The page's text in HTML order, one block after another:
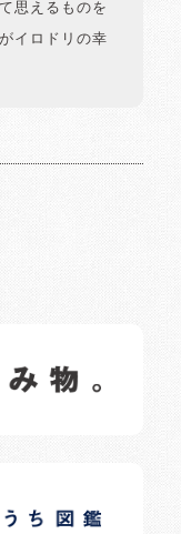
思えるものを
イロドリの幸